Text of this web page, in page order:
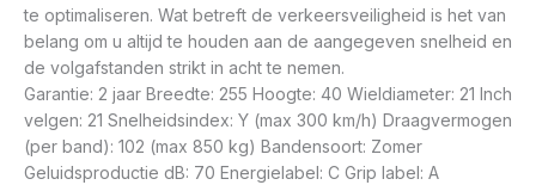
te optimaliseren. Wat betreft de verkeersveiligheid is het van
belang om u altijd te houden aan de aangegeven snelheid en
de volgafstanden strikt in acht te nemen.
Garantie: 2 jaar Breedte: 255 Hoogte: 40 Wieldiameter: 21 Inch
velgen: 21 Snelheidsindex: Y (max 300 km/h) Draagvermogen
(per band): 102 (max 850 kg) Bandensoort: Zomer
Geluidsproductie dB: 70 Energielabel: C Grip label: A